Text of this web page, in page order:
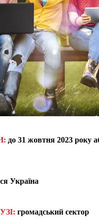
до 31 жовтня 2023 року
Україна
громадський сектор